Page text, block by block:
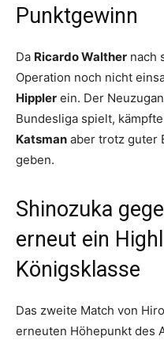
Punktgewinn
Da Ricardo Walther nach
Operation noch nicht
Hippler ein. Der
Bundesliga spielt,
Katsman aber trotz guter
geben.
Shinozuka
erneut ein
Königsklasse
Das zweite Match von
erneuten Höhepunkt des